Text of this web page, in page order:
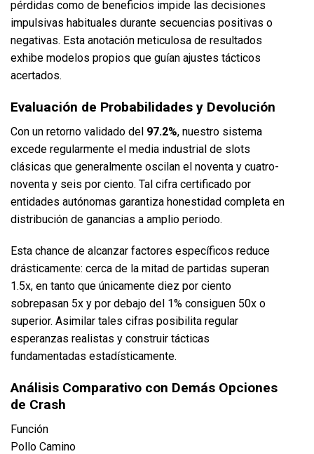
pérdidas como de beneficios impide las decisiones
impulsivas habituales durante secuencias positivas o
negativas. Esta anotación meticulosa de resultados
exhibe modelos propios que guían ajustes tácticos
acertados.
Evaluación de Probabilidades y Devolución
Con un retorno validado del 97.2%, nuestro sistema
excede regularmente el media industrial de slots
clásicas que generalmente oscilan el noventa y cuatro-
noventa y seis por ciento. Tal cifra certificado por
entidades autónomas garantiza honestidad completa en
distribución de ganancias a amplio periodo.
Esta chance de alcanzar factores específicos reduce
drásticamente: cerca de la mitad de partidas superan
1.5x, en tanto que únicamente diez por ciento
sobrepasan 5x y por debajo del 1% consiguen 50x o
superior. Asimilar tales cifras posibilita regular
esperanzas realistas y construir tácticas
fundamentadas estadísticamente.
Análisis Comparativo con Demás Opciones
de Crash
Función
Pollo Camino